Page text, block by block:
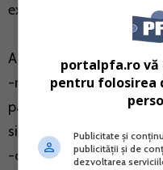
existente
Aceasta clasa exclude:
-ridicarea constructiilor
parti deja fabricate, dar
si 25
-constructia de instalatii
portalpfa.ro vă
pentru folosirea
Publicitate și
publicității și de
dezvoltarea